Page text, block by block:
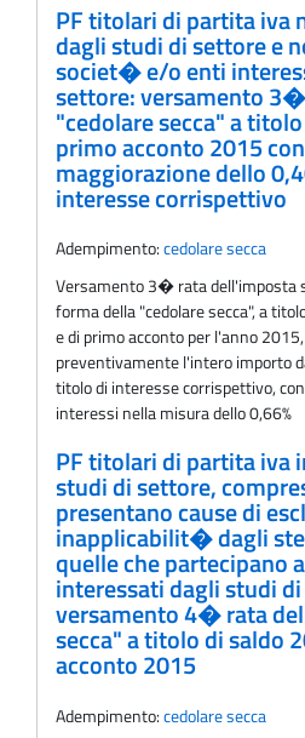
PF titolari di partita iva
dagli studi di settore e
societ� e/o enti
settore: versamento
"cedolare secca" a
primo acconto 2015
maggiorazione dello
interesse corrispettivo
Adempimento:cedolare secca
Versamento 3� rata dell'imposta
forma della "cedolare secca", a
e di primo acconto per l'anno
preventivamente l'intero importo
titolo di interesse corrispettivo,
interessi nella misura dello 0,66%
PF titolari di partita iva
studi di settore,
presentano cause di
inapplicabilit� dagli
quelle che partecipano
interessati dagli studi
versamento 4� rata
secca" a titolo di saldo
acconto 2015
Adempimento:cedolare secca